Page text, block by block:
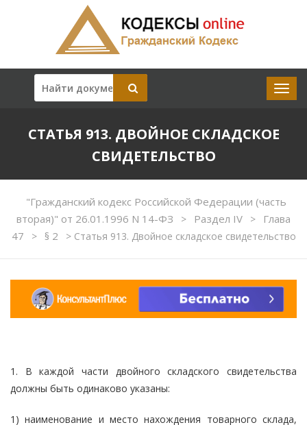
СТАТЬЯ 913. ДВОЙНОЕ СКЛАДСКОЕ
СВИДЕТЕЛЬСТВО
"Гражданский кодекс Российской Федерации (часть
вторая)" от 26.01.1996 N 14-ФЗ
> Раздел IV >
Глава
47
> § 2 >Статья 913. Двойное складское свидетельство
1. В каждой части двойного складского свидетельства
должны быть одинаково указаны:
1) наименование и место нахождения товарного склада,